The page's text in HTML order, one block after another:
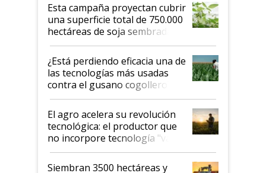
Esta campaña proyectan cubrir
una superficie total de 750.000
hectáreas de soja sembradas
con una nueva generación de
variedades que marcan un
salto tecnológico en genética y
rendimiento
¿Está perdiendo eficacia una de
las tecnologías más usadas
contra el gusano cogollero? El
desafío de una tecnología clave
El agro acelera su revolución
tecnológica: el productor que
no incorpore tecnología "va a
perder el tren"
Siembran 3500 hectáreas y